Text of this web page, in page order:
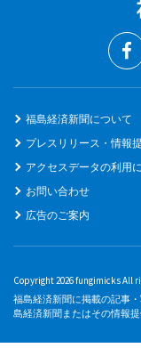
福島経済新聞について
プレスリリース・情報
アクセスデータの利用
お問い合わせ
広告のご案内
Copyright 2026 fungimicks All
福島経済新聞に掲載の記事
島経済新聞またはその情報提